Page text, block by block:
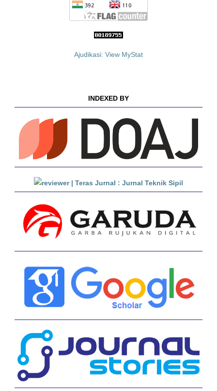
Ajudikasi: View MyStat
INDEXED BY